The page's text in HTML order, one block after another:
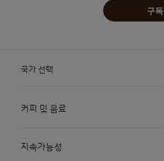
구독
국가 선택
커피 및 음료
지속가능성